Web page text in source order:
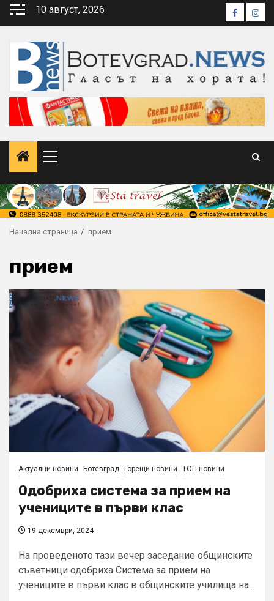
Skip
10 август, 2026 Facebook
Primary
Начална страница прием
прием
Актуални новини Ботевград Горещи новини ТОП новини
Одобриха система за прием на
учениците в първи клас
19 декември, 2024
На проведеното тази вечер заседание общинските
съветници одобриха Система за прием на
учениците в първи клас в общинските училища на...